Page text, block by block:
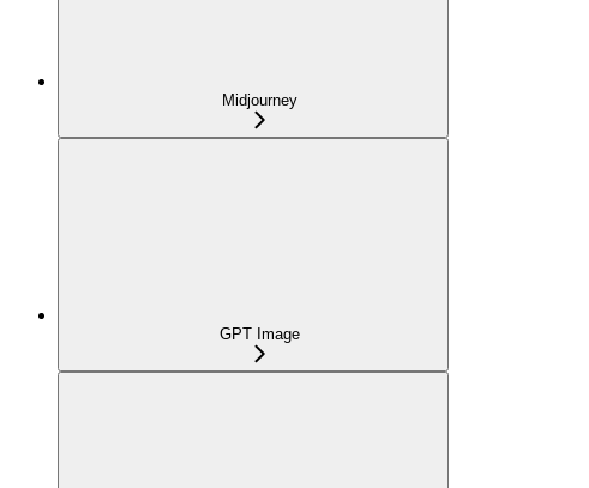
Midjourney
GPT Image